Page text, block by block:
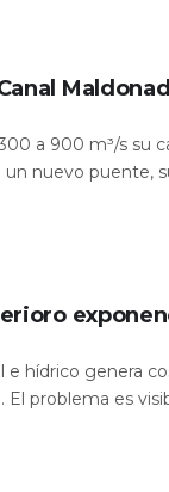
a 900 m³/s su
nuevo puente,
hídrico genera
problema es